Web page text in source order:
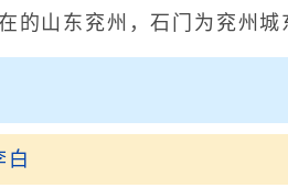
的山东兖州，石门为兖州
白
玳瑁梁。全诗赏析
出金芙蓉。全诗赏析
云锦张。全诗赏析